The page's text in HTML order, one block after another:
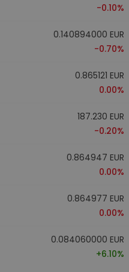
-0.10%
0.140894000 EUR
-0.70%
0.865121 EUR
0.00%
187.230 EUR
-0.20%
0.864947 EUR
0.00%
0.864977 EUR
0.00%
0.084060000 EUR
+6.10%